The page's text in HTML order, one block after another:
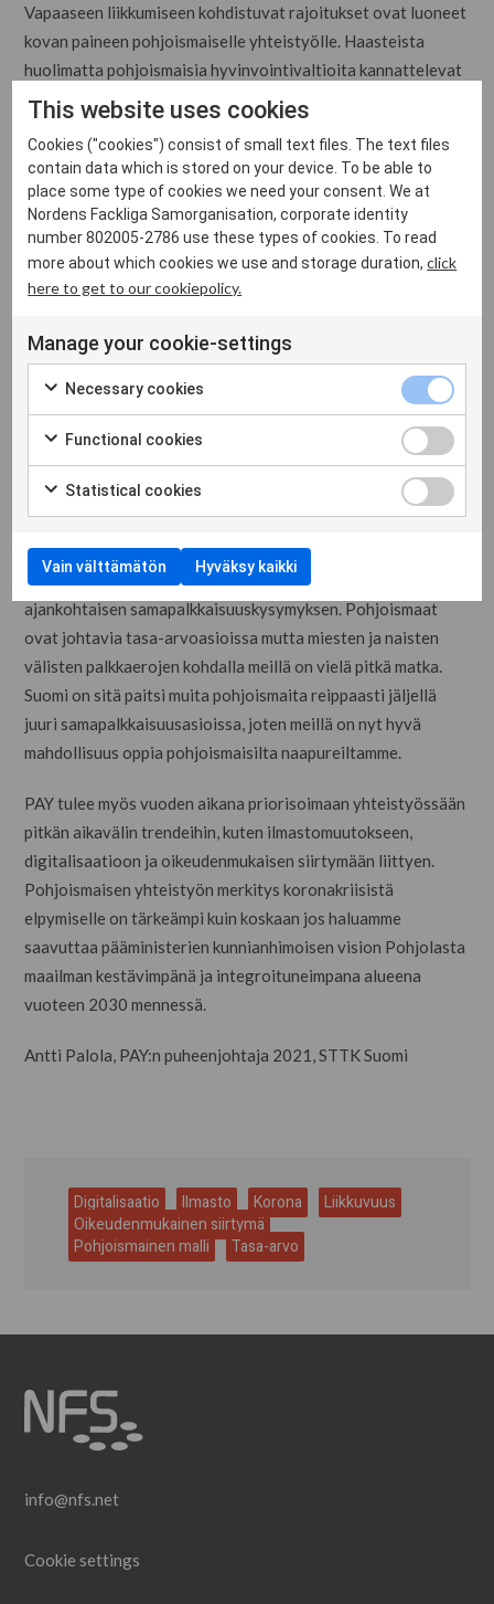
Vapaaseen liikkumiseen kohdistuvat rajoitukset ovat luoneet
kovan paineen pohjoismaiselle yhteistyölle. Haasteista
huolimatta pohjoismaisia hyvinvointivaltioita kannattelevat
turvaverkostot ovat osoittautuneet kestäviksi ja kantavansa
neuvottelusta, yhteistyöstä ja sopimuskulttuurista ovat
mahdollistaneet sen, että olemme löytäneet joustavia
ratkaisuja työmarkkinoilla ja reagoineet kriisin vaikutuksiin
tehokkaasti ja samaan aikaan tavalla, joka koetaan
sosiaalisesti reiluna. Tämä vahvistaa luottamusta
pohjoismaisiin yhteiskuntiin.
Vuoden vaihteessa Pohjoismaisen ministerineuvoston
puheenjohtajuus siirtyi Suomelle, joka tulee vuoden ajan
Allekirjoittanut on saanut pohjoismaisessa yhteistyössämme
luottamuksen johtaa PAY:n työtä vuonna 2021, tehtävä, jota
odotan innolla. Covid-19 tulee olemaan yksi vuoden
yhteistyön päätemoista. Etenkin meidän tulee keskustella
kriisin vaikutuksista nuorten työllistymiselle. STTK on PAY:n
puheenjohtajana myös valinnut nostaa jatkuvasti
ajankohtaisen samapalkkaisuuskysymyksen. Pohjoismaat
ovat johtavia tasa-arvoasioissa mutta miesten ja naisten
välisten palkkaerojen kohdalla meillä on vielä pitkä matka.
Suomi on sitä paitsi muita pohjoismaita reippaasti jäljellä
juuri samapalkkaisuusasioissa, joten meillä on nyt hyvä
mahdollisuus oppia pohjoismaisilta naapureiltamme.
PAY tulee myös vuoden aikana priorisoimaan yhteistyössään
pitkän aikavälin trendeihin, kuten ilmastomuutokseen,
digitalisaatioon ja oikeudenmukaisen siirtymään liittyen.
Pohjoismaisen yhteistyön merkitys koronakriisistä
elpymiselle on tärkeämpi kuin koskaan jos haluamme
saavuttaa pääministerien kunnianhimoisen vision Pohjolasta
maailman kestävimpänä ja integroituneimpana alueena
vuoteen 2030 mennessä.
Antti Palola, PAY:n puheenjohtaja 2021, STTK Suomi
Digitalisaatio Ilmasto Korona
Liikkuvuus
Oikeudenmukainen siirtymä
Pohjoismainen malli
Tasa-arvo
info@nfs.net
Cookie settings
This website uses cookies
Cookies ("cookies") consist of small text files. The text files
contain data which is stored on your device. To be able to
place some type of cookies we need your consent. We at
Nordens Fackliga Samorganisation, corporate identity
number 802005-2786 use these types of cookies. To read
more about which cookies we use and storage duration,click
here to get to our cookiepolicy.
Manage your cookie-settings
Necessary cookies
Functional cookies
Statistical cookies
Vain välttämätön Hyväksy kaikki